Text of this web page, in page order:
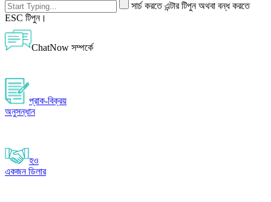
সার্চ করতে এন্টার টিপুন অথবা বন্ধ করতে
ESC টিপুন।
ChatNow সম্পর্কে
প্রাক-বিক্রয়
অনুসন্ধান
হও
একজন ডিলার